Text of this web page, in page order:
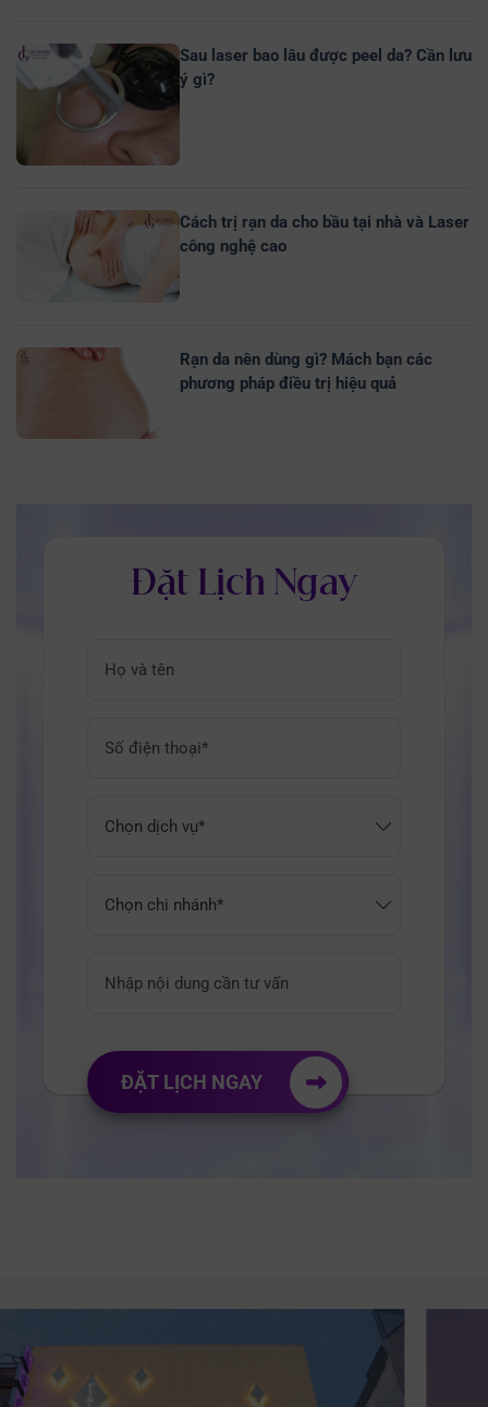
Sau laser bao lâu được peel da? Cần lưu
ý gì?
Cách trị rạn da cho bầu tại nhà và Laser
công nghệ cao
Rạn da nên dùng gì? Mách bạn các
phương pháp điều trị hiệu quả
Đặt Lịch Ngay
ĐẶT LỊCH NGAY